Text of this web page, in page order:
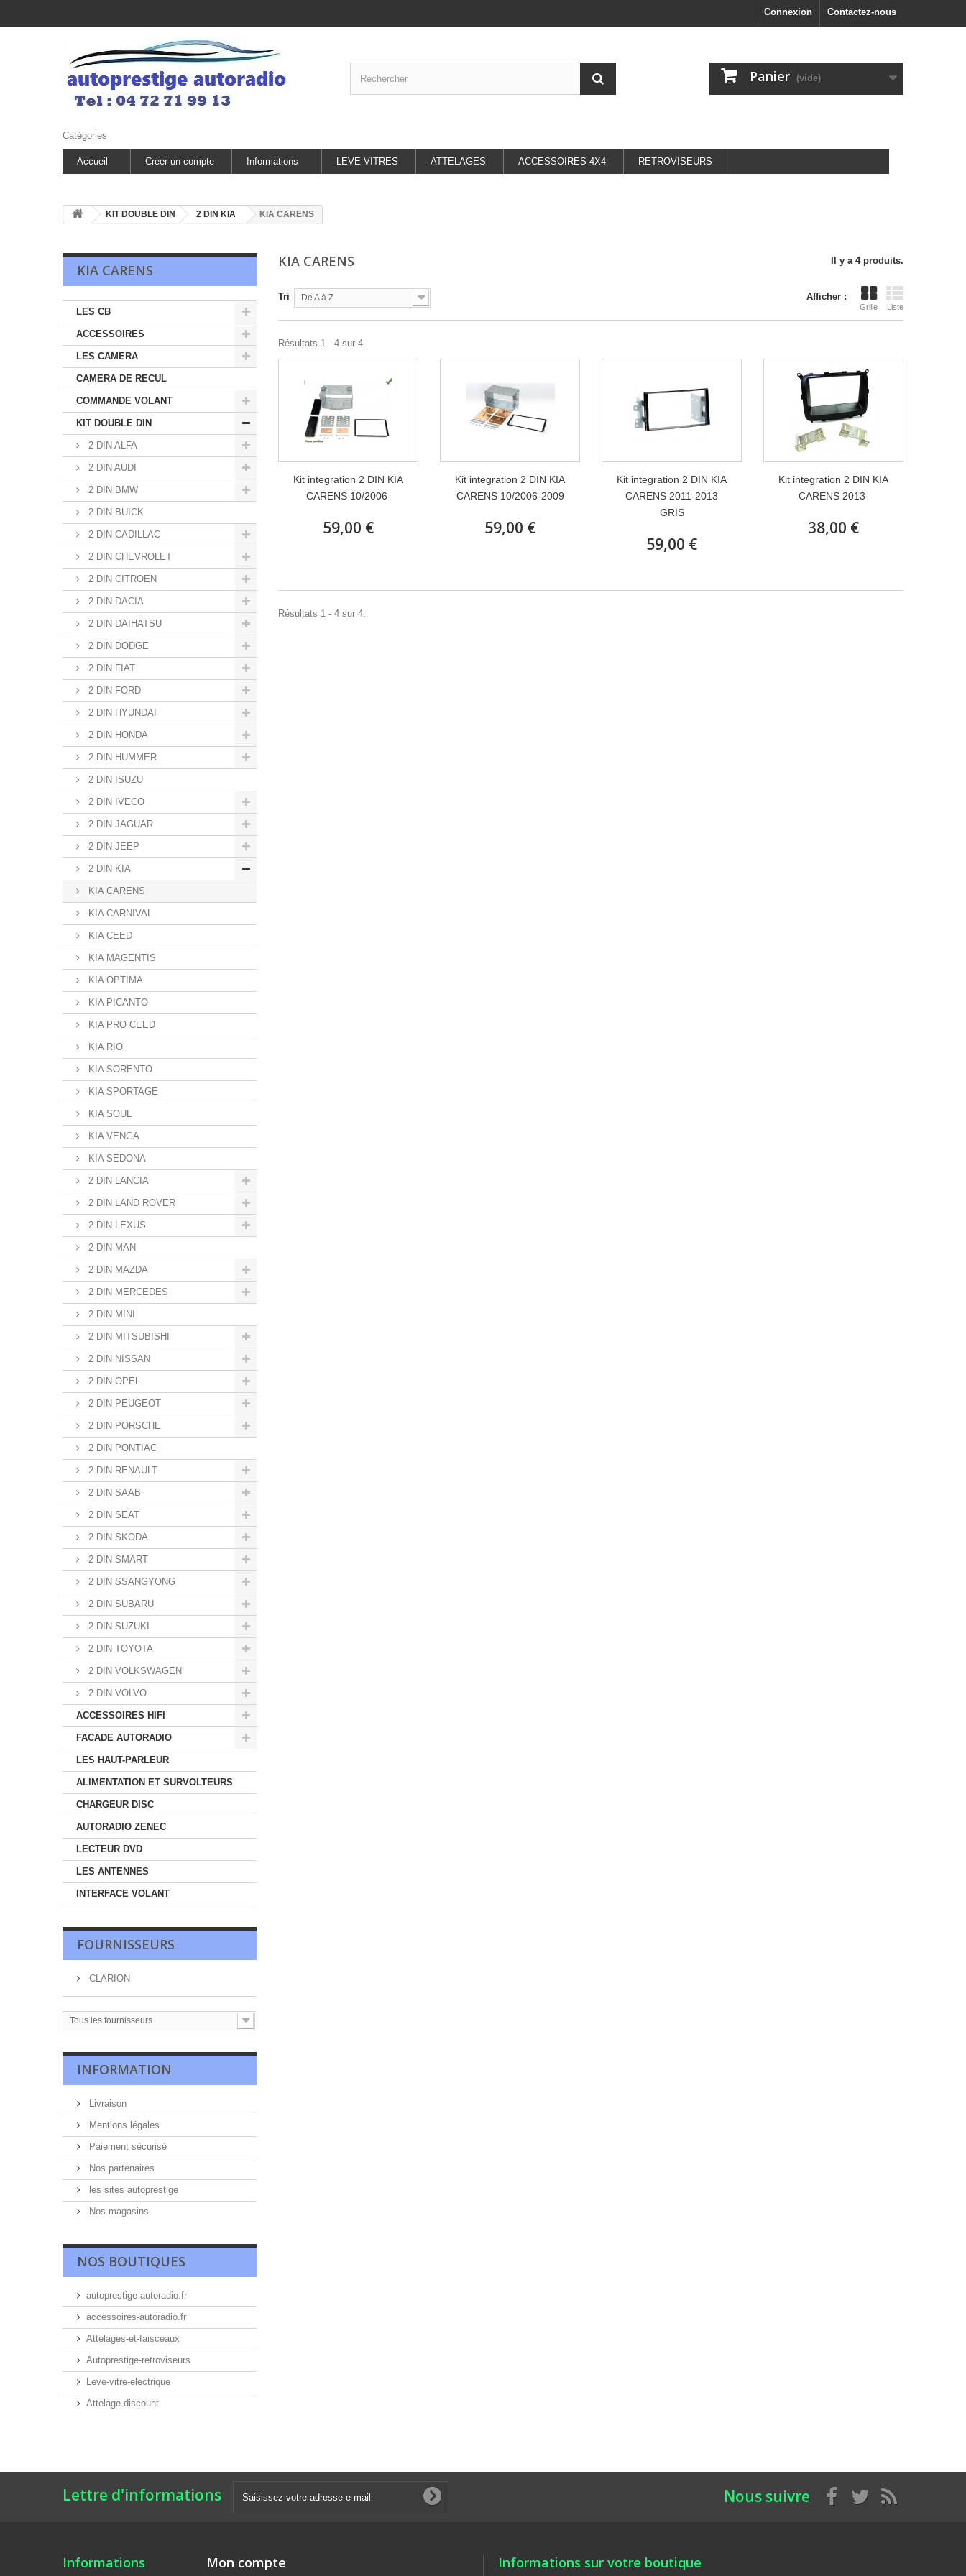
Contactez-nous
Connexion
Panier (vide)
Catégories
Accueil Creer un compte Informations LEVE VITRES ATTELAGES ACCESSOIRES 4X4 RETROVISEURS
KIT DOUBLE DIN 2 DIN KIA KIA CARENS
KIA CARENS
LES CB
ACCESSOIRES
LES CAMERA
CAMERA DE RECUL
COMMANDE VOLANT
KIT DOUBLE DIN
2 DIN ALFA
2 DIN AUDI
2 DIN BMW
2 DIN BUICK
2 DIN CADILLAC
2 DIN CHEVROLET
2 DIN CITROEN
2 DIN DACIA
2 DIN DAIHATSU
2 DIN DODGE
2 DIN FIAT
2 DIN FORD
2 DIN HYUNDAI
2 DIN HONDA
2 DIN HUMMER
2 DIN ISUZU
2 DIN IVECO
2 DIN JAGUAR
2 DIN JEEP
2 DIN KIA
KIA CARENS
KIA CARNIVAL
KIA CEED
KIA MAGENTIS
KIA OPTIMA
KIA PICANTO
KIA PRO CEED
KIA RIO
KIA SORENTO
KIA SPORTAGE
KIA SOUL
KIA VENGA
KIA SEDONA
2 DIN LANCIA
2 DIN LAND ROVER
2 DIN LEXUS
2 DIN MAN
2 DIN MAZDA
2 DIN MERCEDES
2 DIN MINI
2 DIN MITSUBISHI
2 DIN NISSAN
2 DIN OPEL
2 DIN PEUGEOT
2 DIN PORSCHE
2 DIN PONTIAC
2 DIN RENAULT
2 DIN SAAB
2 DIN SEAT
2 DIN SKODA
2 DIN SMART
2 DIN SSANGYONG
2 DIN SUBARU
2 DIN SUZUKI
2 DIN TOYOTA
2 DIN VOLKSWAGEN
2 DIN VOLVO
ACCESSOIRES HIFI
FACADE AUTORADIO
LES HAUT-PARLEUR
ALIMENTATION ET SURVOLTEURS
CHARGEUR DISC
AUTORADIO ZENEC
LECTEUR DVD
LES ANTENNES
INTERFACE VOLANT
FOURNISSEURS
CLARION
Tous les fournisseurs
INFORMATION
Livraison
Mentions légales
Paiement sécurisé
Nos partenaires
les sites autoprestige
Nos magasins
NOS BOUTIQUES
autoprestige-autoradio.fr
accessoires-autoradio.fr
Attelages-et-faisceaux
Autoprestige-retroviseurs
Leve-vitre-electrique
Attelage-discount
KIA CARENS Il y a 4 produits.
Afficher :
Grille Liste
Tri De A à Z
Résultats 1 - 4 sur 4.
Kit integration 2 DIN KIA
CARENS 10/2006-
59,00 €
Kit integration 2 DIN KIA
CARENS 10/2006-2009
59,00 €
Kit integration 2 DIN KIA
CARENS 2011-2013
GRIS
59,00 €
Kit integration 2 DIN KIA
CARENS 2013-
38,00 €
Résultats 1 - 4 sur 4.
Lettre d'informations Nous suivre
Informations Mon compte Informations sur votre boutique